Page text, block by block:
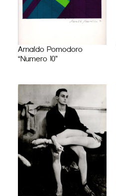
Arnaldo Pomodoro
“Numero 10”